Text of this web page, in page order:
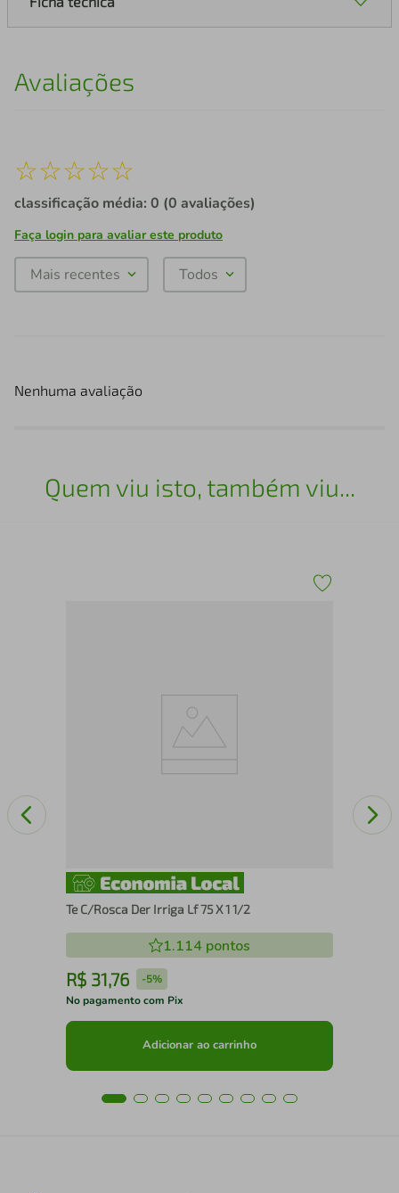
Avaliações
☆☆☆☆☆
classificação média: 0 (0 avaliações)
Faça login para avaliar este produto
Mais recentes Todos
Nenhuma avaliação
Quem viu isto, também viu...
Te C/Rosca Der Irriga Lf 75 X 1 1/2
1.114 pontos
R$ 31,76 -5%
No pagamento com Pix
Adicionar ao carrinho